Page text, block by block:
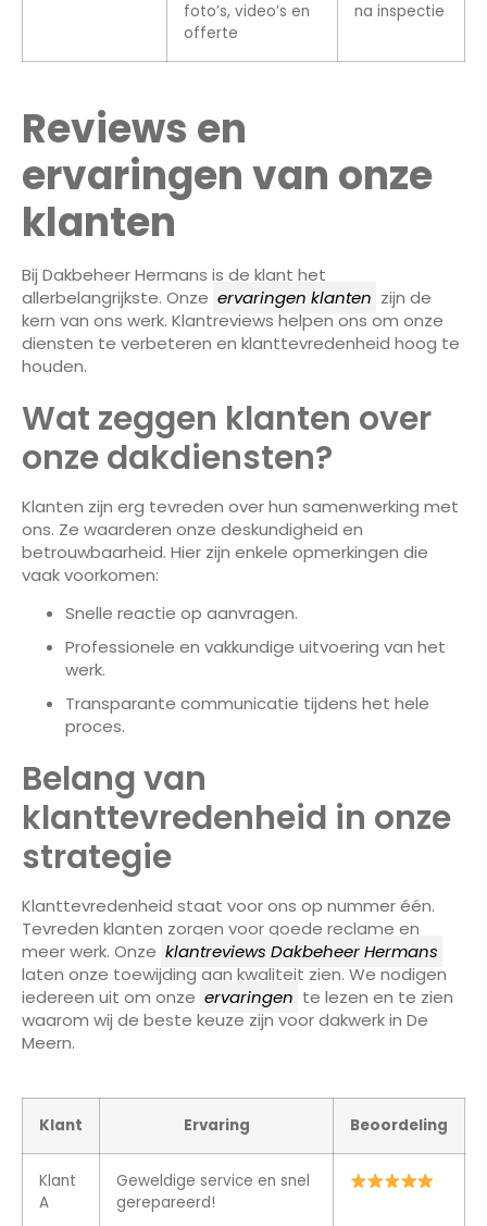
foto’s, video’s en
offerte
na inspectie
Reviews en
ervaringen van onze
klanten
Bij Dakbeheer Hermans is de klant het
allerbelangrijkste. Onze ervaringen klanten zijn de
kern van ons werk. Klantreviews helpen ons om onze
diensten te verbeteren en klanttevredenheid hoog te
houden.
Wat zeggen klanten over
onze dakdiensten?
Klanten zijn erg tevreden over hun samenwerking met
ons. Ze waarderen onze deskundigheid en
betrouwbaarheid. Hier zijn enkele opmerkingen die
vaak voorkomen:
Snelle reactie op aanvragen.
Professionele en vakkundige uitvoering van het
werk.
Transparante communicatie tijdens het hele
proces.
Belang van
klanttevredenheid in onze
strategie
Klanttevredenheid staat voor ons op nummer één.
Tevreden klanten zorgen voor goede reclame en
meer werk. Onze klantreviews Dakbeheer Hermans
laten onze toewijding aan kwaliteit zien. We nodigen
iedereen uit om onze ervaringen te lezen en te zien
waarom wij de beste keuze zijn voor dakwerk in De
Meern.
Klant Ervaring Beoordeling
Klant
A
Geweldige service en snel
gerepareerd!